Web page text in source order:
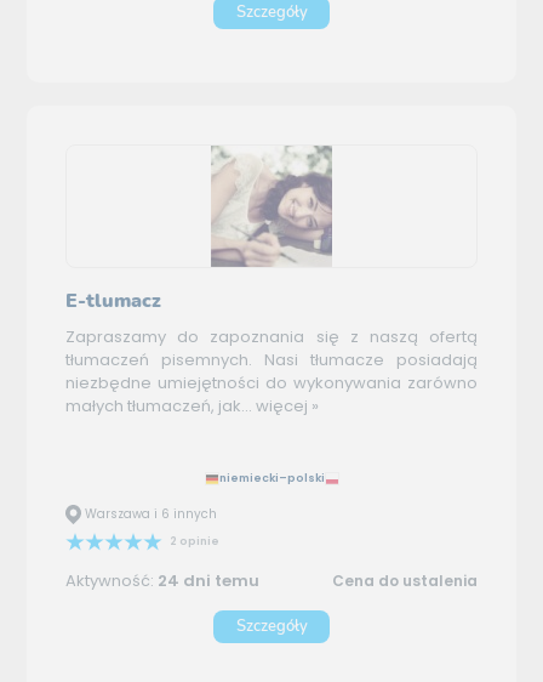
Szczegóły
E-tlumacz
Zapraszamy do zapoznania się z naszą ofertą
tłumaczeń pisemnych. Nasi tłumacze posiadają
niezbędne umiejętności do wykonywania zarówno
małych tłumaczeń, jak... więcej »
niemiecki–polski
Warszawa i 6 innych
2 opinie
Aktywność: 24 dni temu Cena do ustalenia
Szczegóły